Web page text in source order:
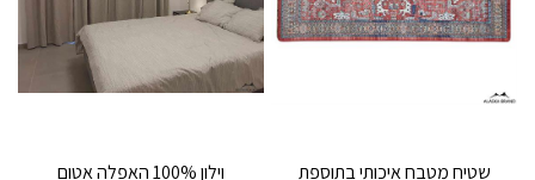
שטיח מטבח איכותי בתוספת
וילון 100% האפלה אטום